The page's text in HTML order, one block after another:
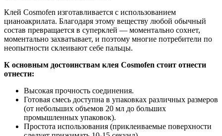
Клей Cosmofen изготавливается с использованием
цианоакрилата. Благодаря этому веществу любой обычный
состав превращается в суперклей — моментально сохнет,
моментально захватывает, и поэтому многие потребители по
неопытности склеивают себе пальцы.
К основным достоинствам клея Cosmofen стоит отнести
отнести:
Высокая прочность соединения.
Готовая смесь доступна в упаковках различных размеров
(от небольших объемов 20 мл до больших
промышленных упаковок).
Простота использования (приклеиваемые поверхности